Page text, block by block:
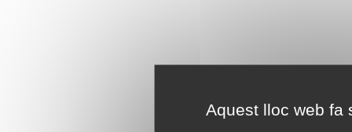
Aquest lloc web fa